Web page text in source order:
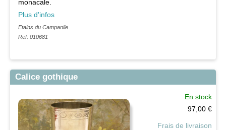
monacale.
Plus d'infos
Etains du Campanile
Ref: 010681
Calice gothique
En stock
97,00 €
Frais de livraison